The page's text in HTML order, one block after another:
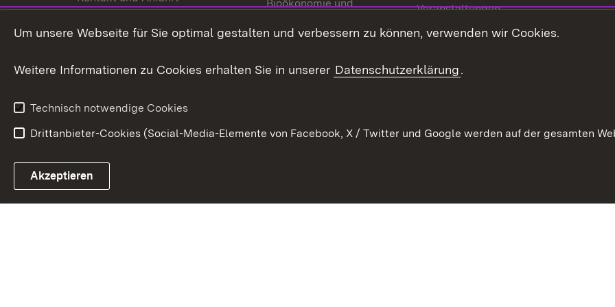
Bioökonomie und
Veranstaltungen
Mediathek
Publikationen
Link zum Landesportal
Um unsere Webseite für Sie optimal gestalten und verbessern zu können, verwenden wir Cookies.
Weitere Informationen zu Cookies erhalten Sie in unserer Datenschutzerklärung.
Technisch notwendige Cookies
Drittanbieter-Cookies (Social-Media-Elemente von Facebook, X / Twitter und Google werden auf der gesamten
Akzeptieren